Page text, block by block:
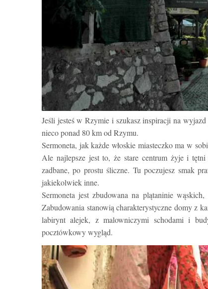
Jeśli jesteś w Rzymie i szukasz inspiracji na
nieco ponad 80 km od Rzymu.
Sermoneta, jak każde włoskie miasteczko ma w
Ale najlepsze jest to, że stare centrum żyje i
zadbane, po prostu śliczne. Tu poczujesz smak
jakiekolwiek inne.
Sermoneta jest zbudowana na plątaninie
Zabudowania stanowią charakterystyczne domy z
labirynt alejek, z malowniczymi schodami i
pocztówkowy wygląd.